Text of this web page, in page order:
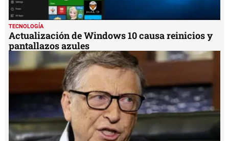
TECNOLOGÍA
Actualización de Windows 10 causa reinicios y
pantallazos azules